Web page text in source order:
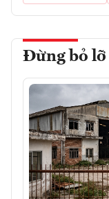
Đừng bỏ lỡ